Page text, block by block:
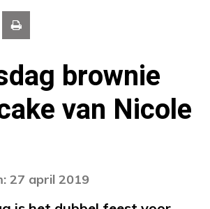
brownie
van Nicole
27 april 2019